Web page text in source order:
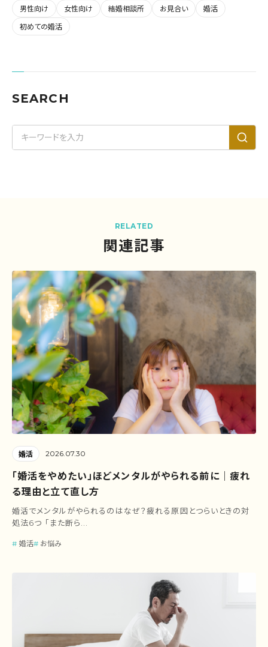
男性向け
女性向け 結婚相談所 お見合い
婚活
初めての婚活
SEARCH
RELATED
関連記事
婚活 2026.07.30
「婚活をやめたい」ほどメンタルがやられる前に｜疲れ
る理由と立て直し方
婚活でメンタルがやられるのはなぜ？疲れる原因とつらいときの対
処法6つ 「また断ら...
婚活 お悩み